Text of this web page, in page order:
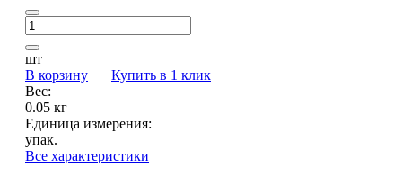
шт
В корзину
Купить в 1 клик
Вес:
0.05 кг
Единица измерения:
упак.
Все характеристики